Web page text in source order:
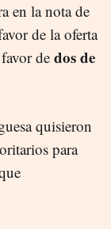
en la nota de
de la oferta
de dos de
quisieron
para